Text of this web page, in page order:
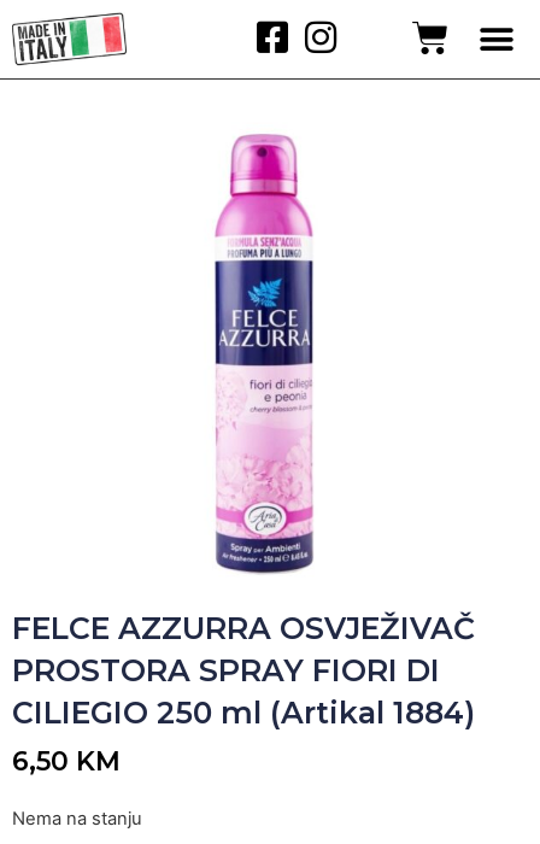
FELCE AZZURRA OSVJEŽIVAČ
PROSTORA SPRAY FIORI DI
CILIEGIO 250 ml (Artikal 1884)
6,50 KM
Nema na stanju